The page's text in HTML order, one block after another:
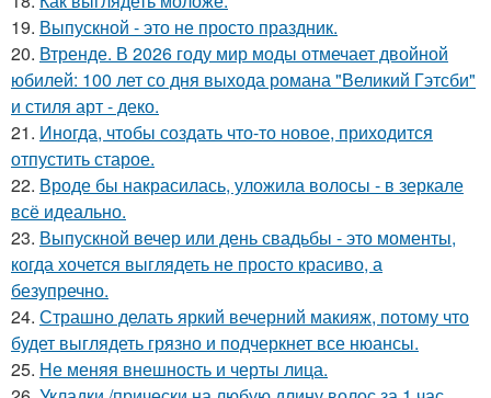
19. Выпускной - это не просто праздник.
20. Втренде. В 2026 году мир моды отмечает двойной
юбилей: 100 лет со дня выхода романа "Великий Гэтсби"
и стиля арт - деко.
21. Иногда, чтобы создать что-то новое, приходится
отпустить старое.
22. Вроде бы накрасилась, уложила волосы - в зеркале
всё идеально.
23. Выпускной вечер или день свадьбы - это моменты,
когда хочется выглядеть не просто красиво, а
безупречно.
24. Страшно делать яркий вечерний макияж, потому что
будет выглядеть грязно и подчеркнет все нюансы.
25. Не меняя внешность и черты лица.